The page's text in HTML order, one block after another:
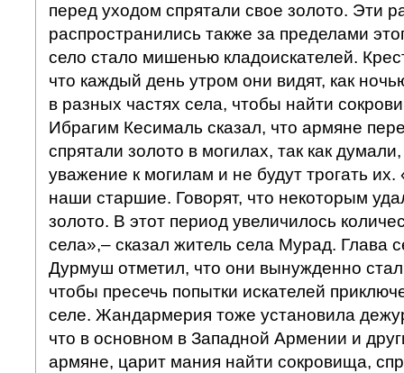
перед уходом спрятали свое золото. Эти
распространились также за пределами
село стало мишенью кладоискателей.
что каждый день утром они видят, как
в разных частях села, чтобы найти
Ибрагим Кесималь сказал, что армяне
спрятали золото в могилах, так как
уважение к могилам и не будут трогать их.
наши старшие. Говорят, что некоторым
золото. В этот период увеличилось
села»,– сказал житель села Мурад. Глава
Дурмуш отметил, что они вынужденно
чтобы пресечь попытки искателей
селе. Жандармерия тоже установила
что в основном в Западной Армении и
армяне, царит мания найти сокровища,